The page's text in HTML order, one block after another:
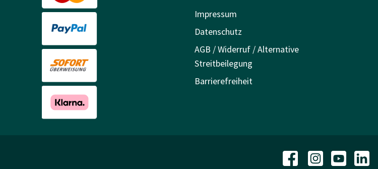
Impressum
Datenschutz
AGB / Widerruf / Alternative
Streitbeilegung
Barrierefreiheit